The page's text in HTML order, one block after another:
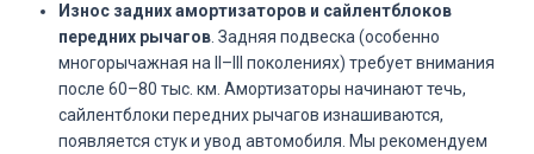
Износ задних амортизаторов и сайлентблоков
передних рычагов . Задняя подвеска (особенно
многорычажная на II–III поколениях) требует внимания
после 60–80 тыс. км. Амортизаторы начинают течь,
сайлентблоки передних рычагов изнашиваются,
появляется стук и увод автомобиля. Мы рекомендуем